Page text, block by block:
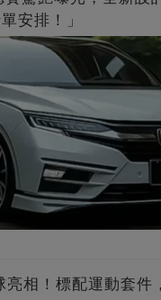
安排！」
亮相！標配運動套件